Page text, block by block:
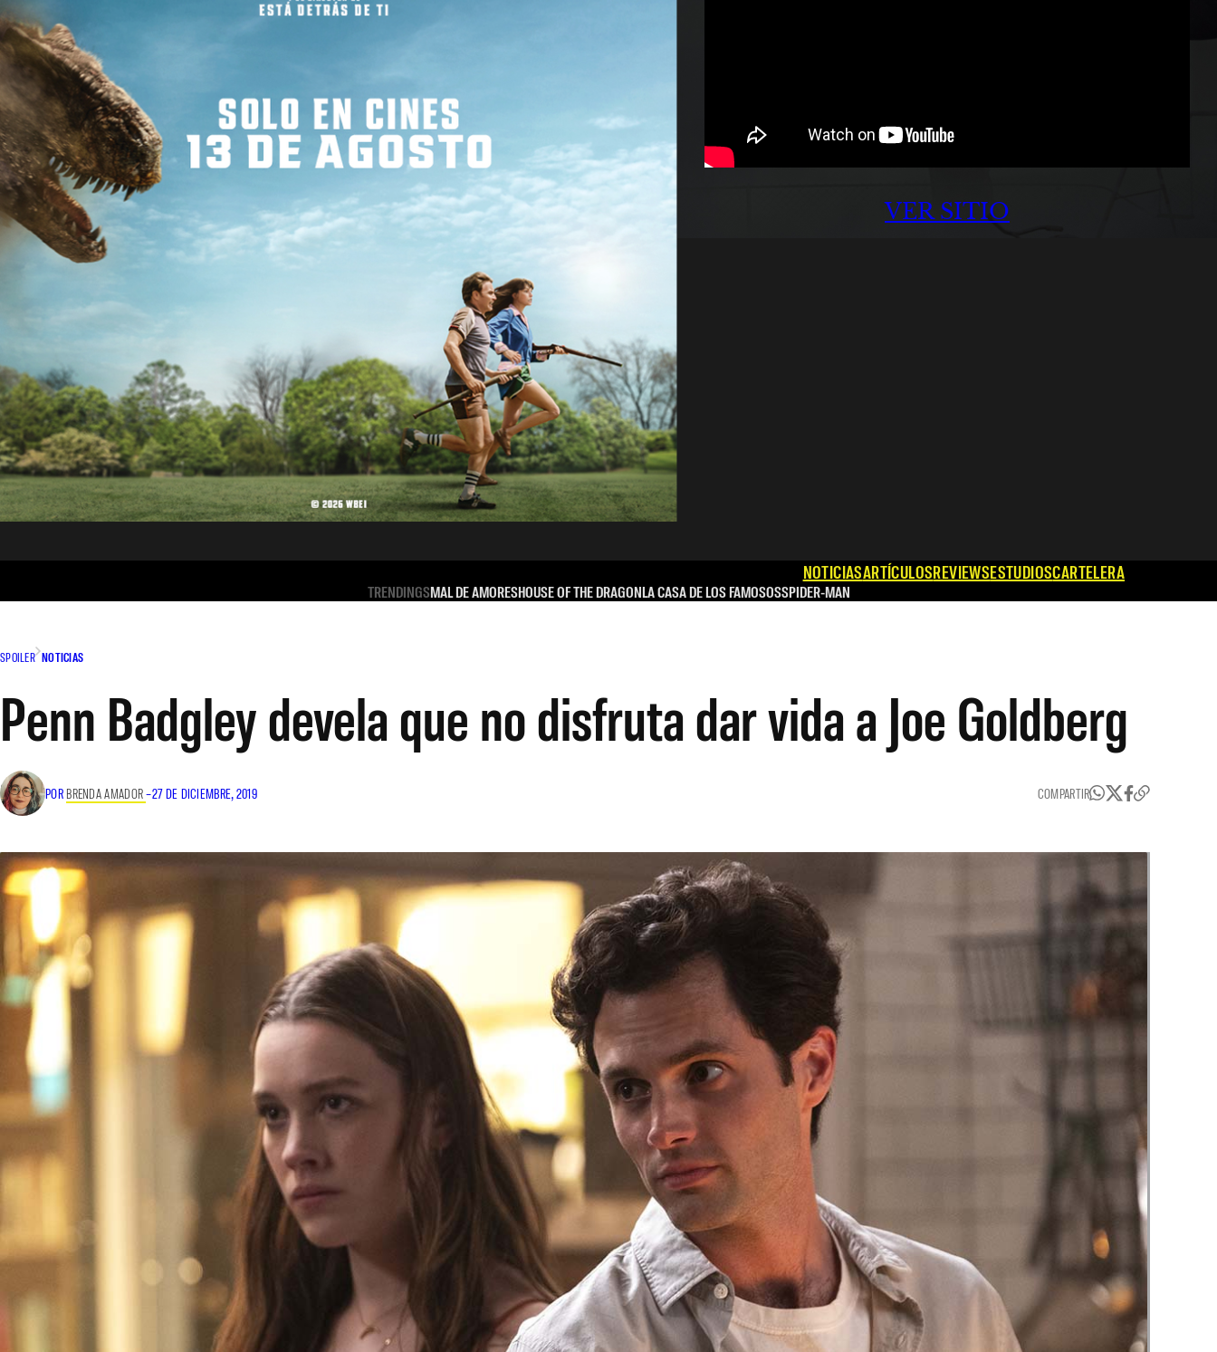
VER SITIO
NOTICIASARTÍCULOSREVIEWSESTUDIOSCARTELERA
TRENDINGSMAL DE AMORESHOUSE OF THE DRAGONLA CASA DE LOS FAMOSOSSPIDER-MAN
SPOILER NOTICIAS
Penn Badgley devela que no disfruta dar vida a Joe Goldberg
POR BRENDA AMADOR–27 DE DICIEMBRE, 2019 COMPARTIR